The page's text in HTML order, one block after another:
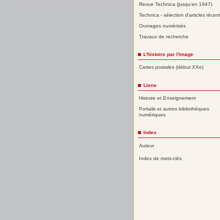
Revue Technica (jusqu'en 1947)
Technica - sélection d'articles
Ouvrages numérisés
Travaux de recherche
L'histoire par l'image
Cartes postales (début XXe)
Liens
Histoire et Enseignement
Portails et autres bibliothèques
numériques
Index
Auteur
Index de mots-clés